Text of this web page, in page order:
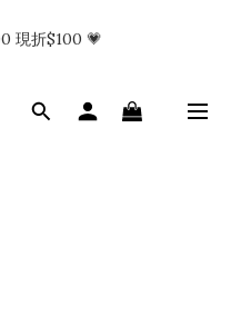
現折$100 💗
享標記回傳 找小編領取購物